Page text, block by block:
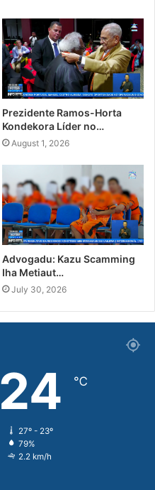
Prezidente Ramos-Horta
Kondekora Líder no…
August 1, 2026
Advogadu: Kazu Scamming
Iha Metiaut…
July 30, 2026
24 ℃
27º - 23º
79%
2.2 km/h